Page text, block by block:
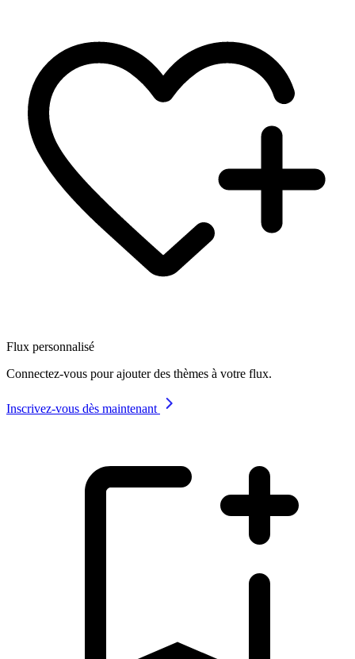
Flux personnalisé
Connectez-vous pour ajouter des thèmes à votre flux.
Inscrivez-vous dès maintenant